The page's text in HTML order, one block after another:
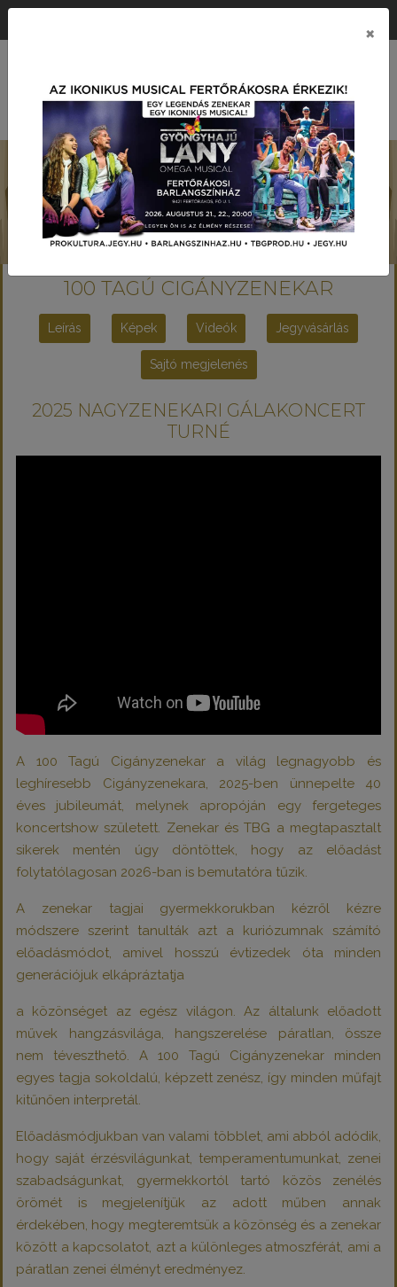
MENÜ
100 TAGÚ CIGÁNYZENEKAR
Leírás Képek Videók Jegyvásárlás
Sajtó megjelenés
2025 NAGYZENEKARI GÁLAKONCERT
TURNÉ
A 100 Tagú Cigányzenekar a világ legnagyobb és
leghíresebb Cigányzenekara, 2025-ben ünnepelte 40
éves jubileumát, melynek apropóján egy fergeteges
koncertshow született. Zenekar és TBG a megtapasztalt
sikerek mentén úgy döntöttek, hogy az előadást
folytatólagosan 2026-ban is bemutatóra tűzik.
A zenekar tagjai gyermekkorukban kézről kézre
módszere szerint tanulták azt a kuriózumnak számító
előadásmódot, amivel hosszú évtizedek óta minden
generációjuk elkápráztatja
a közönséget az egész világon. Az általunk előadott
művek hangzásvilága, hangszerelése páratlan, össze
nem téveszthető. A 100 Tagú Cigányzenekar minden
egyes tagja sokoldalú, képzett zenész, így minden műfajt
kitűnően interpretál.
Előadásmódjukban van valami többlet, ami abból adódik,
hogy saját érzésvilágunkat, temperamentumunkat, zenei
szabadságunkat, gyermekkortól tartó közös zenélés
örömét is megjelenítjük az adott műben annak
érdekében, hogy megteremtsük a közönség és a zenekar
között a kapcsolatot, azt a különleges atmoszférát, ami a
páratlan zenei élményt eredményez.
×